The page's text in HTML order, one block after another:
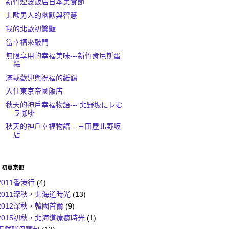
北歐男人的幽默與智慧
我的北歐初驚豔
當幸福來敲門
無限享用的幸福美味---新竹肯尼斯蛋
糕
滿載歡迎與祝福的紙鶴
入住東京帝國飯店
秋天的神戶幸福物語--- 北野坂にレむ
ラ咖啡
秋天的神戶幸福物語---三田屋北野坂
店
初夏京都
香港行 (4)
深秋，北海道時光 (13)
深秋，韓國首爾 (9)
初秋，北海道療癒時光 (1)